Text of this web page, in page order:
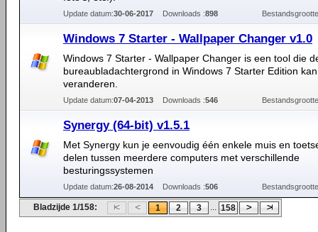
Update datum:30-06-2017 Downloads :898
Windows 7 Starter - Wallpaper Changer v1.0
Windows 7 Starter - Wallpaper Changer is een tool die
bureaubladachtergrond in Windows 7 Starter Edition kan
veranderen.
Update datum:07-04-2013 Downloads :546
Synergy (64-bit) v1.5.1
Met Synergy kun je eenvoudig één enkele muis en
delen tussen meerdere computers met verschillende
besturingssystemen
Update datum:26-08-2014 Downloads :506
Bladzijde 1/158: 1 2 3 ... 158